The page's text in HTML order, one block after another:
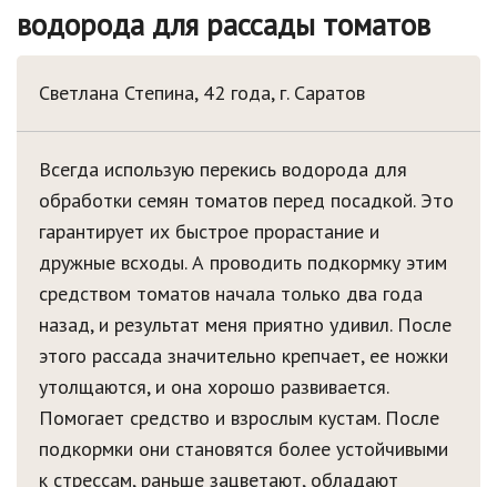
водорода для рассады томатов
Светлана Степина, 42 года, г. Саратов
Всегда использую перекись водорода для
обработки семян томатов перед посадкой. Это
гарантирует их быстрое прорастание и
дружные всходы. А проводить подкормку этим
средством томатов начала только два года
назад, и результат меня приятно удивил. После
этого рассада значительно крепчает, ее ножки
утолщаются, и она хорошо развивается.
Помогает средство и взрослым кустам. После
подкормки они становятся более устойчивыми
к стрессам, раньше зацветают, обладают